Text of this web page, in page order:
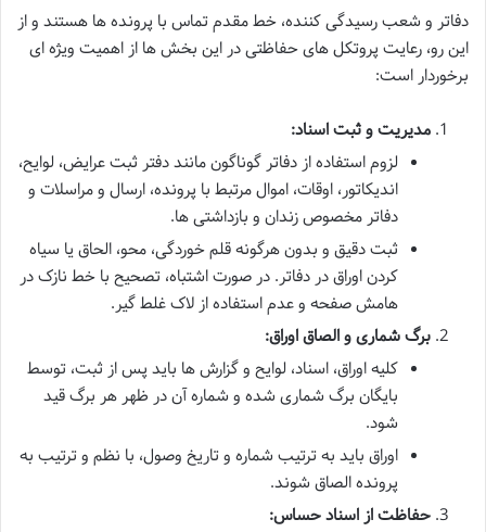
دفاتر و شعب رسیدگی کننده، خط مقدم تماس با پرونده ها هستند و از
این رو، رعایت پروتکل های حفاظتی در این بخش ها از اهمیت ویژه ای
برخوردار است:
مدیریت و ثبت اسناد:
لزوم استفاده از دفاتر گوناگون مانند دفتر ثبت عرایض، لوایح،
اندیکاتور، اوقات، اموال مرتبط با پرونده، ارسال و مراسلات و
دفاتر مخصوص زندان و بازداشتی ها.
ثبت دقیق و بدون هرگونه قلم خوردگی، محو، الحاق یا سیاه
کردن اوراق در دفاتر. در صورت اشتباه، تصحیح با خط نازک در
هامش صفحه و عدم استفاده از لاک غلط گیر.
برگ شماری و الصاق اوراق:
کلیه اوراق، اسناد، لوایح و گزارش ها باید پس از ثبت، توسط
بایگان برگ شماری شده و شماره آن در ظهر هر برگ قید
شود.
اوراق باید به ترتیب شماره و تاریخ وصول، با نظم و ترتیب به
پرونده الصاق شوند.
حفاظت از اسناد حساس: